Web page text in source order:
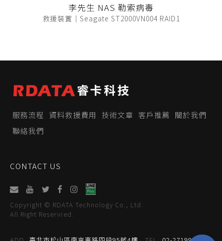
李先生 NAS 勒索病毒
救援裝置｜Seagate ST2000VN004 RAID1
服務流程 資料救援費用 技術文章 客戶推薦
關於我們
聯絡我們
CONTACT US
Copyright © RDATA Technology Co., Ltd.
All Right Reservred.